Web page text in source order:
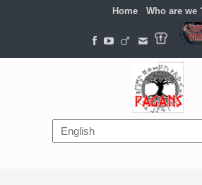
Home Who are we
Navigation